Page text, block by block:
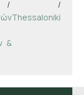
&
/
Thessaloniki